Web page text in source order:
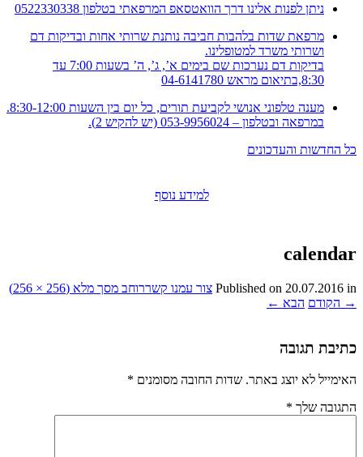
ניתן לפנות אלינו דרך הוואטסאפ המרפאתי בטלפון 0522330338
מרפאת שדות בלהבות חביבה נותנת שרותי אחות ובדיקות דם
ושרותי משרד למטופלינו.
בדיקות דם נערכות שם בימים א’, ג’, ה’ בשעות 7:00 עד
8:30,בתיאום מראש 04-6141780
מענה טלפוני אנושי לקביעת תורים, כל יום בין השעות 8:30-12:00.
במרפאה ובטלפון – 053-9956024 (יש להקיש 2).
כל החדשות והעדכונים
למידע נוסף
calendar
Published on 20.07.2016 in צור עמנו קשררוחב מסך מלא (256 × 256)
→ הקודם הבא ←
כתיבת תגובה
האימייל לא יוצג באתר. שדות החובה מסומנים *
התגובה שלך *